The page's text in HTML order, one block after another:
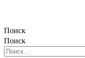
Поиск
Поиск